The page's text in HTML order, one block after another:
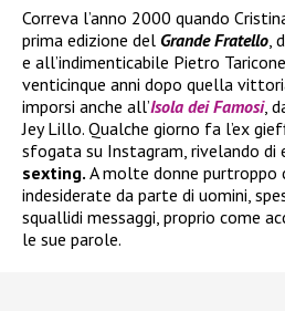
Correva l’anno 2000 quando
prima edizione del Grande Fratello ,
e all’indimenticabile Pietro
venticinque anni dopo quella
imporsi anche all’Isola dei Famosi,
Jey Lillo. Qualche giorno fa l’ex
sfogata su Instagram, rivelando di
sexting. A molte donne purtroppo
indesiderate da parte di uomini,
squallidi messaggi, proprio come
le sue parole.